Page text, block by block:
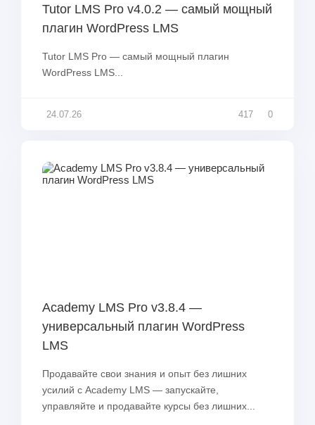
Tutor LMS Pro v4.0.2 — самый мощный
плагин WordPress LMS
Tutor LMS Pro — самый мощный плагин
WordPress LMS...
24.07.26 417 0
Academy LMS Pro v3.8.4 —
универсальный плагин WordPress
LMS
Продавайте свои знания и опыт без лишних
усилий с Academy LMS — запускайте,
управляйте и продавайте курсы без лишних...